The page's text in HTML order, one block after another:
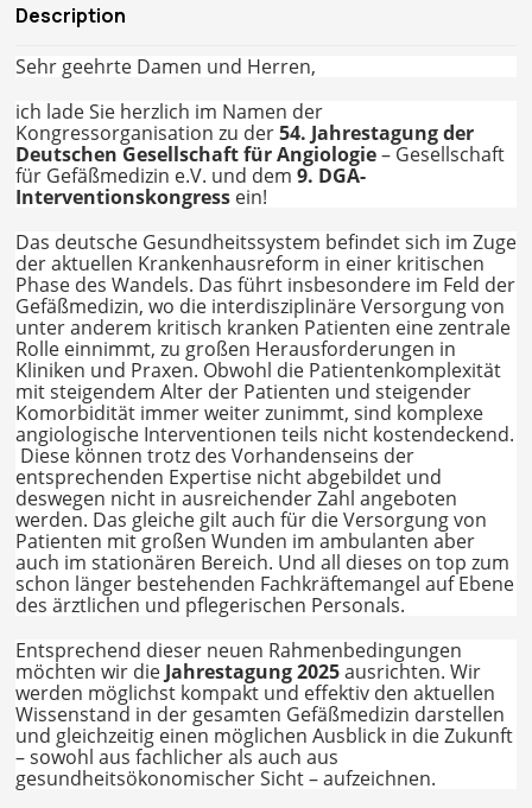
Description
Sehr geehrte Damen und Herren,
ich lade Sie herzlich im Namen der
Kongressorganisation zu der54. Jahrestagung der
Deutschen Gesellschaft für Angiologie– Gesellschaft
für Gefäßmedizin e.V. und dem 9. DGA-
Interventionskongress ein!
Das deutsche Gesundheitssystem befindet sich im Zuge
der aktuellen Krankenhausreform in einer kritischen
Phase des Wandels. Das führt insbesondere im Feld der
Gefäßmedizin, wo die interdisziplinäre Versorgung von
unter anderem kritisch kranken Patienten eine zentrale
Rolle einnimmt, zu großen Herausforderungen in
Kliniken und Praxen. Obwohl die Patientenkomplexität
mit steigendem Alter der Patienten und steigender
Komorbidität immer weiter zunimmt, sind komplexe
angiologische Interventionen teils nicht kostendeckend.
Diese können trotz des Vorhandenseins der
entsprechenden Expertise nicht abgebildet und
deswegen nicht in ausreichender Zahl angeboten
werden. Das gleiche gilt auch für die Versorgung von
Patienten mit großen Wunden im ambulanten aber
auch im stationären Bereich. Und all dieses on top zum
schon länger bestehenden Fachkräftemangel auf Ebene
des ärztlichen und pflegerischen Personals.
Entsprechend dieser neuen Rahmenbedingungen
möchten wir die Jahrestagung 2025ausrichten. Wir
werden möglichst kompakt und effektiv den aktuellen
Wissenstand in der gesamten Gefäßmedizin darstellen
und gleichzeitig einen möglichen Ausblick in die Zukunft
– sowohl aus fachlicher als auch aus
gesundheitsökonomischer Sicht – aufzeichnen.